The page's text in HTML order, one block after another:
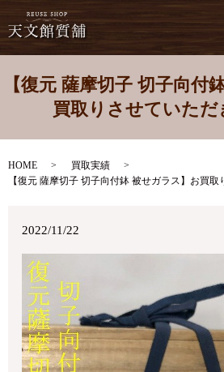
【復元 薩摩切子 切子向付
買取りさせていただ
HOME
買取実績
【復元 薩摩切子 切子向付鉢 被せガラス】お買取
2022/11/22